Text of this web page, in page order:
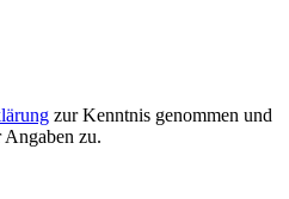
zur Kenntnis genommen und
Angaben zu.